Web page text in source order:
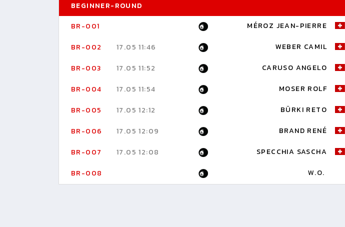
BEGINNER-ROUND
BR-001
MÉROZ JEAN-PIERRE
BR-002 17.05 11:46 WEBER CAMIL
BR-003 17.05 11:52 CARUSO ANGELO
BR-004 17.05 11:54 MOSER ROLF
BR-005 17.05 12:12 BÜRKI RETO
BR-006 17.05 12:09 BRAND RENÉ
BR-007 17.05 12:08 SPECCHIA SASCHA
BR-008 W.O.